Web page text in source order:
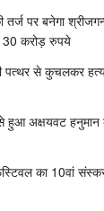
पर बनेगा
30 करोड़ रुपये
पत्थर से कुचलकर
अक्षयवट हनुमान
का 10वां